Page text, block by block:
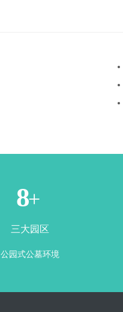
3+
三大园区
公园式公墓环境